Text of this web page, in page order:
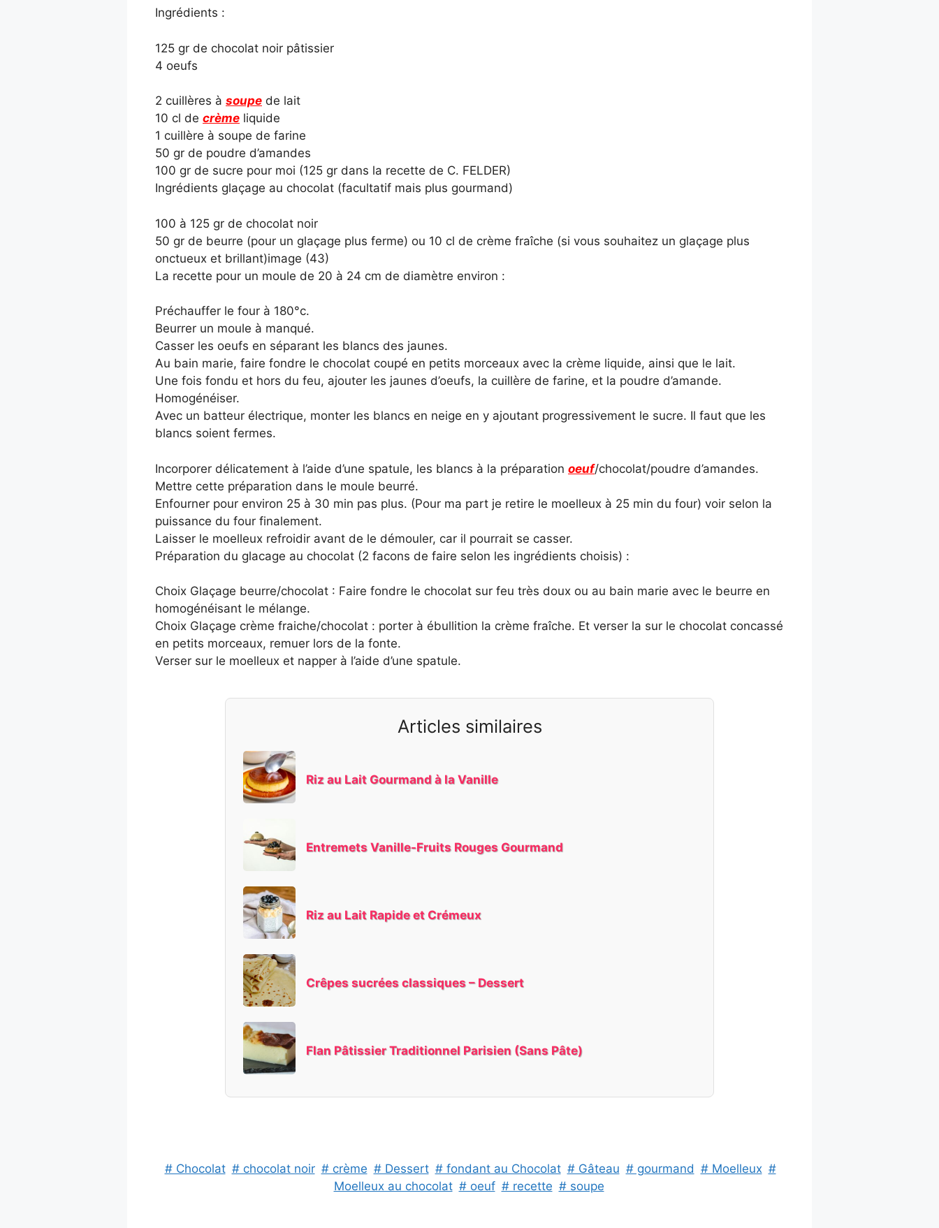
Ingrédients :
125 gr de chocolat noir pâtissier
4 oeufs
2 cuillères à soupe de lait
10 cl de crème liquide
1 cuillère à soupe de farine
50 gr de poudre d’amandes
100 gr de sucre pour moi (125 gr dans la recette de C. FELDER)
Ingrédients glaçage au chocolat (facultatif mais plus gourmand)
100 à 125 gr de chocolat noir
50 gr de beurre (pour un glaçage plus ferme) ou 10 cl de crème fraîche (si vous souhaitez un glaçage plus
onctueux et brillant)image (43)
La recette pour un moule de 20 à 24 cm de diamètre environ :
Préchauffer le four à 180°c.
Beurrer un moule à manqué.
Casser les oeufs en séparant les blancs des jaunes.
Au bain marie, faire fondre le chocolat coupé en petits morceaux avec la crème liquide, ainsi que le lait.
Une fois fondu et hors du feu, ajouter les jaunes d’oeufs, la cuillère de farine, et la poudre d’amande.
Homogénéiser.
Avec un batteur électrique, monter les blancs en neige en y ajoutant progressivement le sucre. Il faut que les
blancs soient fermes.
Incorporer délicatement à l’aide d’une spatule, les blancs à la préparation oeuf/chocolat/poudre d’amandes.
Mettre cette préparation dans le moule beurré.
Enfourner pour environ 25 à 30 min pas plus. (Pour ma part je retire le moelleux à 25 min du four) voir selon la
puissance du four finalement.
Laisser le moelleux refroidir avant de le démouler, car il pourrait se casser.
Préparation du glacage au chocolat (2 facons de faire selon les ingrédients choisis) :
Choix Glaçage beurre/chocolat : Faire fondre le chocolat sur feu très doux ou au bain marie avec le beurre en
homogénéisant le mélange.
Choix Glaçage crème fraiche/chocolat : porter à ébullition la crème fraîche. Et verser la sur le chocolat concassé
en petits morceaux, remuer lors de la fonte.
Verser sur le moelleux et napper à l’aide d’une spatule.
Articles similaires
Riz au Lait Gourmand à la Vanille
Entremets Vanille-Fruits Rouges Gourmand
Riz au Lait Rapide et Crémeux
Crêpes sucrées classiques – Dessert
Flan Pâtissier Traditionnel Parisien (Sans Pâte)
# Chocolat # chocolat noir # crème # Dessert # fondant au Chocolat # Gâteau # gourmand # Moelleux #
Moelleux au chocolat # oeuf # recette # soupe